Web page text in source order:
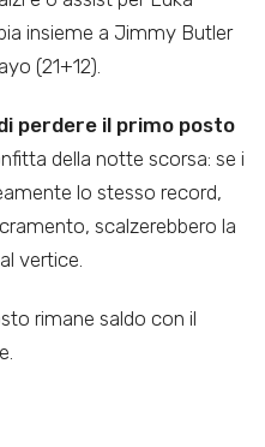
insieme a Jimmy Butler
(21+12).
perdere il primo posto
della notte scorsa: se i
lo stesso record,
scalzerebbero la
vertice.
rimane saldo con il